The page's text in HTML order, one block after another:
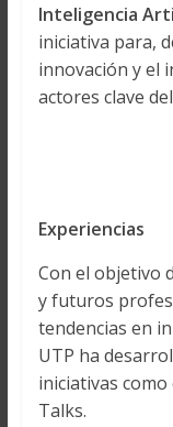
Inteligencia
iniciativa para,
innovación y el
actores clave
Experiencias
Con el objetivo
y futuros
tendencias en
UTP ha
iniciativas
Talks.